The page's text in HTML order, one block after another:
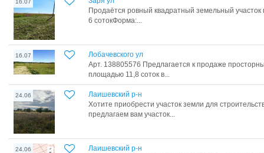
16.07
Продаётся ровный квадратный земельный
6 сотокФорма:...
16.07
Лобачевского ул
Арт. 138805576 Предлагается к продаже
площадью 11,8 соток в...
24.06
Лаишевский р-н
Хотите приобрести участок земли для
предлагаем вам участок...
24.06
Лаишевский р-н